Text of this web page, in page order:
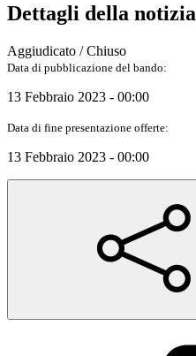
Dettagli della notizia
Aggiudicato / Chiuso
Data di pubblicazione del bando:
13 Febbraio 2023 - 00:00
Data di fine presentazione offerte:
13 Febbraio 2023 - 00:00